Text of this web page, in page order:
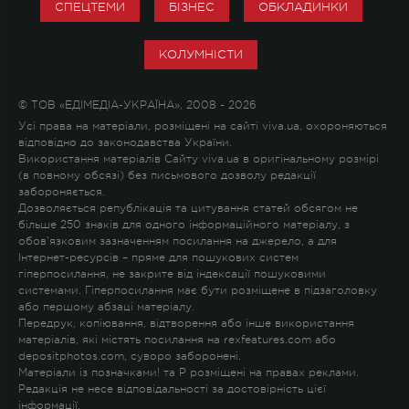
СПЕЦТЕМИ БІЗНЕС ОБКЛАДИНКИ
КОЛУМНІСТИ
© ТОВ «ЕДІМЕДІА-УКРАЇНА», 2008 - 2026
Усі права на матеріали, розміщені на сайті viva.ua, охороняються
відповідно до законодавства України.
Використання матеріалів Сайту viva.ua в оригінальному розмірі
(в повному обсязі) без письмового дозволу редакції
забороняється.
Дозволяється републікація та цитування статей обсягом не
більше 250 знаків для одного інформаційного матеріалу, з
обов'язковим зазначенням посилання на джерело, а для
Інтернет-ресурсів – пряме для пошукових систем
гіперпосилання, не закрите від індексації пошуковими
системами. Гіперпосилання має бути розміщене в підзаголовку
або першому абзаці матеріалу.
Передрук, копіювання, відтворення або інше використання
матеріалів, які містять посилання на rexfeatures.com або
depositphotos.com, суворо заборонені.
Матеріали із позначками! та P розміщені на правах реклами.
Редакція не несе відповідальності за достовірність цієї
інформації.